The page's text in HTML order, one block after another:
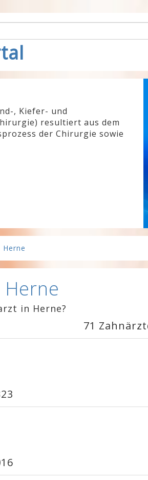
, Kiefer- und
resultiert aus dem
der Chirurgie sowie
in Herne?
71